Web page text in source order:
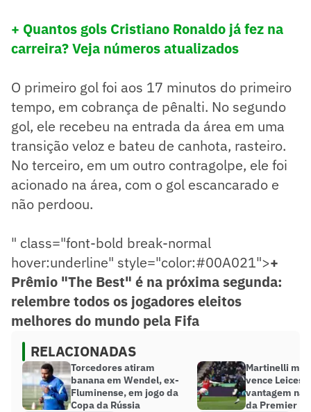
+ Quantos gols Cristiano Ronaldo já fez na
carreira? Veja números atualizados
O primeiro gol foi aos 17 minutos do primeiro
tempo, em cobrança de pênalti. No segundo
gol, ele recebeu na entrada da área em uma
transição veloz e bateu de canhota, rasteiro.
No terceiro, em um outro contragolpe, ele foi
acionado na área, com o gol escancarado e
não perdoou.
" class="font-bold break-normal
hover:underline" style="color:#00A021">+
Prêmio "The Best" é na próxima segunda:
relembre todos os jogadores eleitos
melhores do mundo pela Fifa
RELACIONADAS
Torcedores atiram
banana em Wendel, ex-
Fluminense, em jogo da
Copa da Rússia
Martinelli
vence
vantagem na
da Premier